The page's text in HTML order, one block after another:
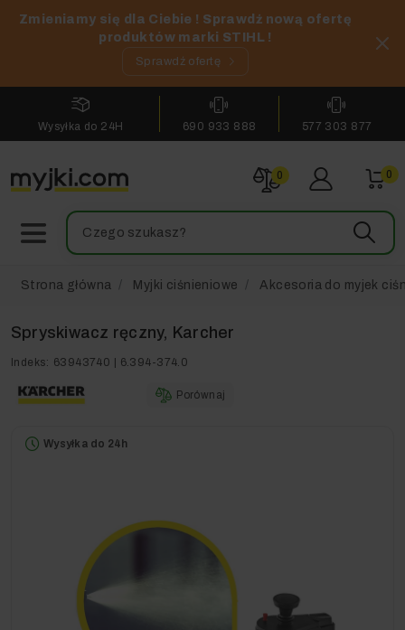
Zmieniamy się dla Ciebie ! Sprawdź nową ofertę
produktów marki STIHL !
Sprawdź ofertę
Wysyłka do 24H 690 933 888 577 303 877
0 0
Strona główna Myjki ciśnieniowe Akcesoria do myjek
Spryskiwacz ręczny, Karcher
Indeks: 63943740 | 6.394-374.0
Porównaj
Wysyłka do 24h